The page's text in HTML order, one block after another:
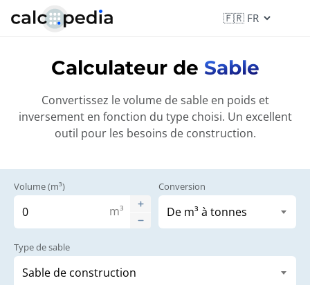
Calculateur de Sable
Convertissez le volume de sable en poids et
inversement en fonction du type choisi. Un excellent
outil pour les besoins de construction.
Volume (m³)
m³
Conversion
Type de sable